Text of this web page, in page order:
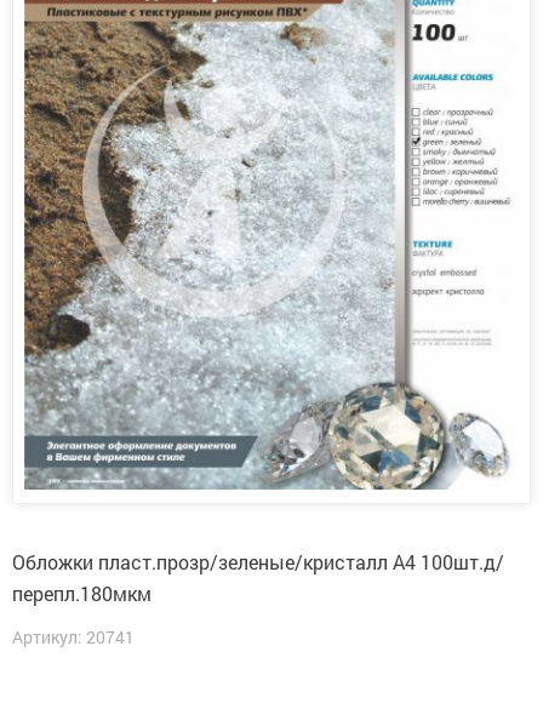
Обложки пласт.прозр/зеленые/кристалл А4 100шт.д/
перепл.180мкм
Артикул: 20741